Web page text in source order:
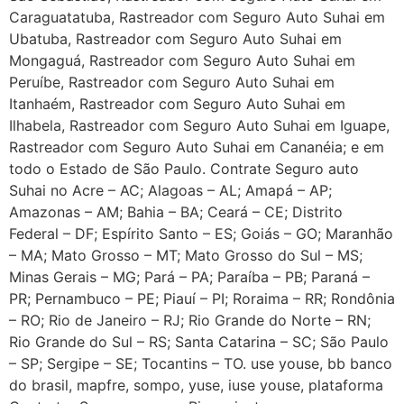
Caraguatatuba, Rastreador com Seguro Auto Suhai em
Ubatuba, Rastreador com Seguro Auto Suhai em
Mongaguá, Rastreador com Seguro Auto Suhai em
Peruíbe, Rastreador com Seguro Auto Suhai em
Itanhaém, Rastreador com Seguro Auto Suhai em
Ilhabela, Rastreador com Seguro Auto Suhai em Iguape,
Rastreador com Seguro Auto Suhai em Cananéia; e em
todo o Estado de São Paulo. Contrate Seguro auto
Suhai no Acre – AC; Alagoas – AL; Amapá – AP;
Amazonas – AM; Bahia – BA; Ceará – CE; Distrito
Federal – DF; Espírito Santo – ES; Goiás – GO; Maranhão
– MA; Mato Grosso – MT; Mato Grosso do Sul – MS;
Minas Gerais – MG; Pará – PA; Paraíba – PB; Paraná –
PR; Pernambuco – PE; Piauí – PI; Roraima – RR; Rondônia
– RO; Rio de Janeiro – RJ; Rio Grande do Norte – RN;
Rio Grande do Sul – RS; Santa Catarina – SC; São Paulo
– SP; Sergipe – SE; Tocantins – TO. use youse, bb banco
do brasil, mapfre, sompo, yuse, iuse youse, plataforma